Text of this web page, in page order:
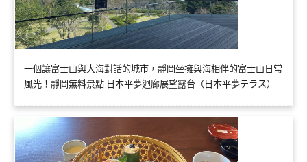
一個讓富士山與大海對話的城市，靜岡坐擁與海相伴的富士山日常
風光！靜岡無料景點 日本平夢迴廊展望露台（日本平夢テラス）